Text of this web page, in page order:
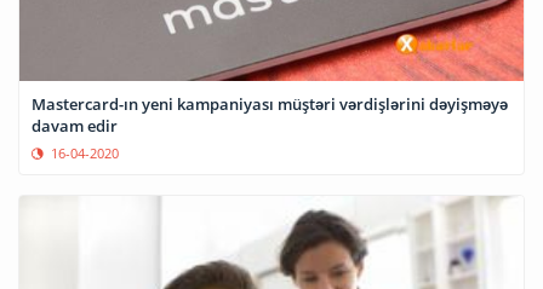
Mastercard-ın yeni kampaniyası müştəri vərdişlərini dəyişməyə
davam edir
16-04-2020